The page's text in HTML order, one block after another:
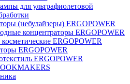
для ультрафиолетовой
(небулайзеры) ERGOPOWER
концентраторы ERGOPOWER
ERGOPOWER
ERGOPOWER
ERGOPOWER